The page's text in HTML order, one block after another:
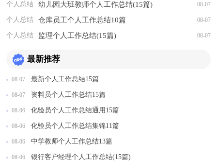
个人总结 幼儿园大班教师个人工作总结(15篇) 08-07
个人总结 仓库员工个人工作总结10篇 08-07
个人总结 监理个人工作总结(15篇) 08-07
最新推荐
08-07 最新个人工作总结15篇
08-07 资料员个人工作总结15篇
08-06 化验员个人工作总结通用15篇
08-06 化验员个人工作总结集锦11篇
08-06 中学教师个人工作总结13篇
08-06 银行客户经理个人工作总结(15篇)